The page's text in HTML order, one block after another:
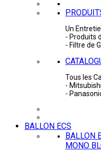
Un
- Produits
- Filtre de
Tous les
-
-
BALLON ECS
BALLON
MONO